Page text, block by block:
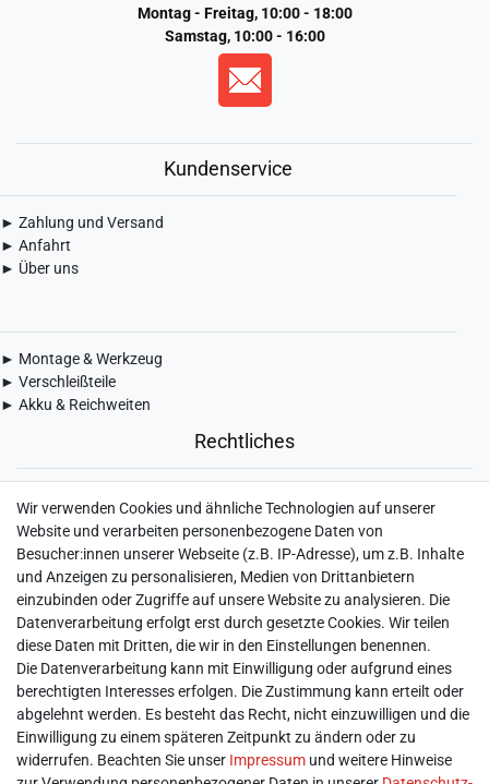
Montag - Freitag, 10:00 - 18:00
Samstag, 10:00 - 16:00
Kundenservice
► Zahlung und Versand
► Anfahrt
► Über uns
► Montage & Werkzeug
► Verschleißteile
► Akku & Reichweiten
Rechtliches
► Impressum
► Daten­schutz­erklärung
► AGB & Kundeninformation
► Barrierefreiheitserklärung
► Batterieentsorgung
► Kontakt
Mein Konto
► Registrieren
► Login
► Warenkorb
Wir verwenden Cookies und ähnliche Technologien auf unserer
Website und verarbeiten personenbezogene Daten von
Besucher:innen unserer Webseite (z.B. IP-Adresse), um z.B. Inhalte
und Anzeigen zu personalisieren, Medien von Drittanbietern
einzubinden oder Zugriffe auf unsere Website zu analysieren. Die
Datenverarbeitung erfolgt erst durch gesetzte Cookies. Wir teilen
diese Daten mit Dritten, die wir in den Einstellungen benennen.
Die Datenverarbeitung kann mit Einwilligung oder aufgrund eines
berechtigten Interesses erfolgen. Die Zustimmung kann erteilt oder
abgelehnt werden. Es besteht das Recht, nicht einzuwilligen und die
Einwilligung zu einem späteren Zeitpunkt zu ändern oder zu
widerrufen. Beachten Sie unser Impressum und weitere Hinweise